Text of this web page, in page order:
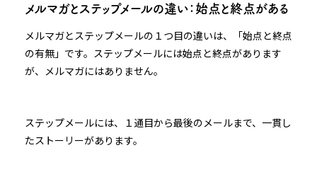
メルマガとステップメールの違い：始点と終点がある
メルマガとステップメールの１つ目の違いは、「始点と終点
の有無」です。ステップメールには始点と終点があります
が、メルマガにはありません。
ステップメールには、１通目から最後のメールまで、一貫し
たストーリーがあります。